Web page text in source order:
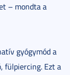
– mondta a
gyógymód a
fülpiercing. Ezt a